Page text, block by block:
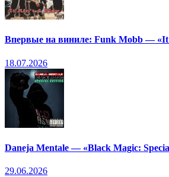
Впервые на виниле: Funk Mobb — «It
18.07.2026
Daneja Mentale — «Black Magic:
29.06.2026